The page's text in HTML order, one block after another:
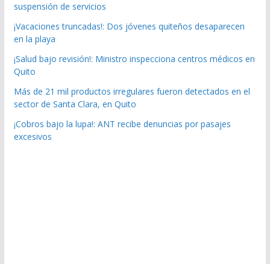
suspensión de servicios
¡Vacaciones truncadas!: Dos jóvenes quiteños desaparecen
en la playa
¡Salud bajo revisión!: Ministro inspecciona centros médicos en
Quito
Más de 21 mil productos irregulares fueron detectados en el
sector de Santa Clara, en Quito
¡Cobros bajo la lupa!: ANT recibe denuncias por pasajes
excesivos